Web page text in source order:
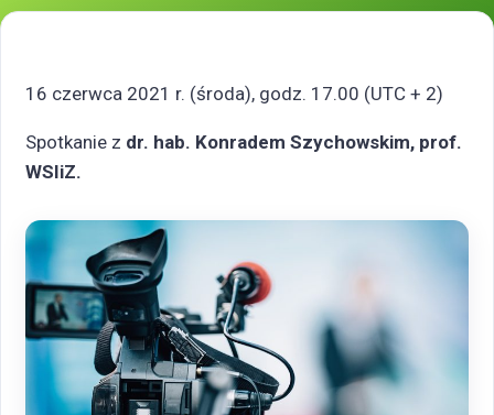
16 czerwca 2021 r. (środa), godz. 17.00 (UTC + 2)
Spotkanie z dr. hab. Konradem Szychowskim, prof.
WSIiZ.